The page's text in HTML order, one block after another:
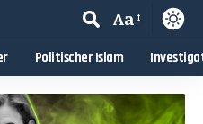
Aa
Politischer Islam